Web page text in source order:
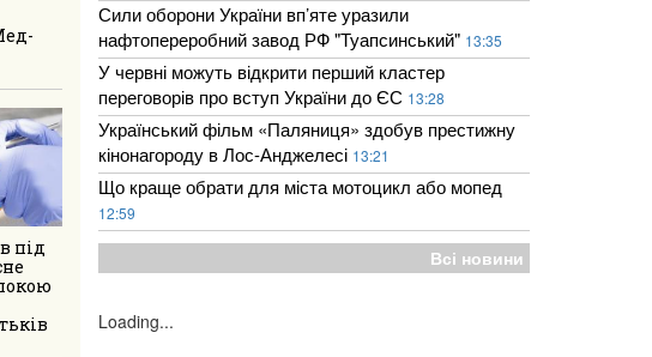
під
Сили оборони України вп’яте уразили
нафтопереробний завод РФ "Туапсинський" 13:35
У червні можуть відкрити перший кластер
переговорів про вступ України до ЄС 13:28
Український фільм «Паляниця» здобув престижну
кінонагороду в Лос-Анджелесі 13:21
Що краще обрати для міста мотоцикл або мопед
12:59
Всі новини
Loading...